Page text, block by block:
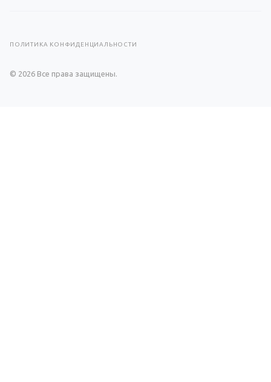
ПОЛИТИКА КОНФИДЕНЦИАЛЬНОСТИ
© 2026 Все права защищены.